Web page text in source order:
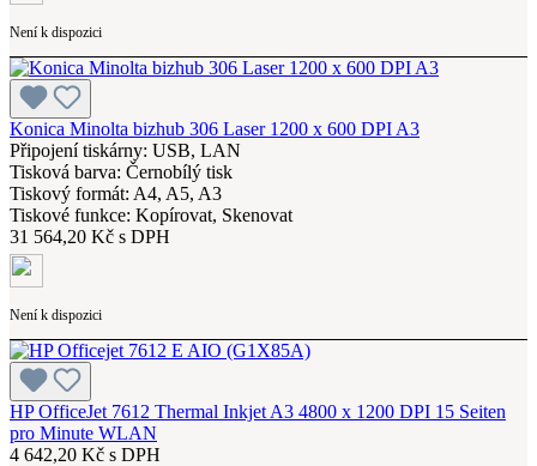
Není k dispozici
Konica Minolta bizhub 306 Laser 1200 x 600 DPI A3
Připojení tiskárny: USB, LAN
Tisková barva: Černobílý tisk
Tiskový formát: A4, A5, A3
Tiskové funkce: Kopírovat, Skenovat
31 564,20 Kč s DPH
Není k dispozici
HP OfficeJet 7612 Thermal Inkjet A3 4800 x 1200 DPI 15 Seiten
pro Minute WLAN
4 642,20 Kč s DPH